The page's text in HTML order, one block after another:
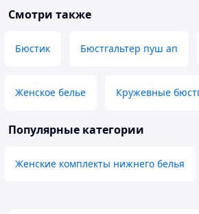
Смотри также
Бюстик Бюстгальтер пуш ап
Женское белье Кружевные
Популярные категории
Женские комплекты нижнего белья